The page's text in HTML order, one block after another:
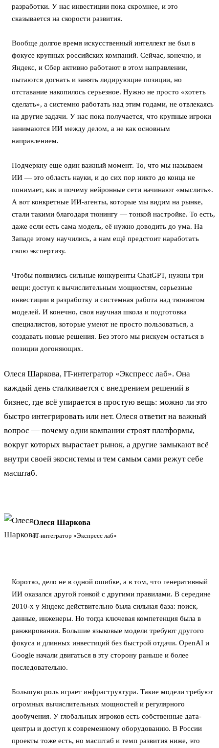
разработки. У нас инвестиции пока скромнее, и это
сказывается на скорости развития.
Вообще долгое время искусственный интеллект не был в
фокусе крупных российских компаний. Сейчас, конечно, и
Яндекс, и Сбер активно работают в этом направлении,
пытаются догнать и занять лидирующие позиции, но
отставание накопилось серьезное. Нужно не просто «хотеть
сделать», а системно работать над этим годами, не отвлекаясь
на другие задачи. У нас пока получается, что крупные игроки
занимаются ИИ между делом, а не как основным
направлением.
Подчеркну еще один важный момент. То, что мы называем
ИИ — это область науки, и до сих пор никто до конца не
понимает, как и почему нейронные сети начинают «мыслить».
А вот конкретные ИИ-агенты, которые мы видим на рынке,
стали такими благодаря тюнингу — тонкой настройке. То есть,
даже если есть сама модель, её нужно доводить до ума. На
Западе этому научились, а нам ещё предстоит наработать
свою экспертизу.
Чтобы появились сильные конкуренты ChatGPT, нужны три
вещи: доступ к вычислительным мощностям, серьезные
инвестиции в разработку и системная работа над тюнингом
моделей. И конечно, своя научная школа и подготовка
специалистов, которые умеют не просто пользоваться, а
создавать новые решения. Без этого мы рискуем остаться в
позиции догоняющих.
Олеся Шаркова, IT-интегратор «Экспресс лаб». Она
каждый день сталкивается с внедрением решений в
бизнес, где всё упирается в простую вещь: можно ли это
быстро интегрировать или нет. Олеся ответит на важный
вопрос — почему одни компании строят платформы,
вокруг которых вырастает рынок, а другие замыкают всё
внутри своей экосистемы и тем самым сами режут себе
масштаб.
Олеся Шаркова
IT-интегратор «Экспресс лаб»
Коротко, дело не в одной ошибке, а в том, что генеративный
ИИ оказался другой гонкой с другими правилами. В середине
2010-х у Яндекс действительно была сильная база: поиск,
данные, инженеры. Но тогда ключевая компетенция была в
ранжировании. Большие языковые модели требуют другого
фокуса и длинных инвестиций без быстрой отдачи. OpenAI и
Google начали двигаться в эту сторону раньше и более
последовательно.
Большую роль играет инфраструктура. Такие модели требуют
огромных вычислительных мощностей и регулярного
дообучения. У глобальных игроков есть собственные дата-
центры и доступ к современному оборудованию. В России
проекты тоже есть, но масштаб и темп развития ниже, это